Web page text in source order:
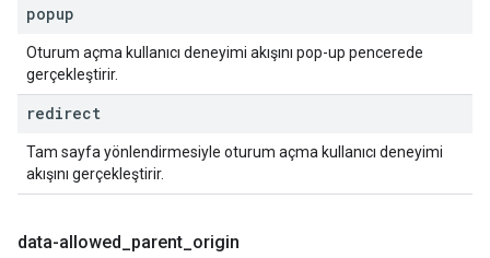
popup
Oturum açma kullanıcı deneyimi akışını pop-up pencerede
gerçekleştirir.
redirect
Tam sayfa yönlendirmesiyle oturum açma kullanıcı deneyimi
akışını gerçekleştirir.
data-allowed parent origin